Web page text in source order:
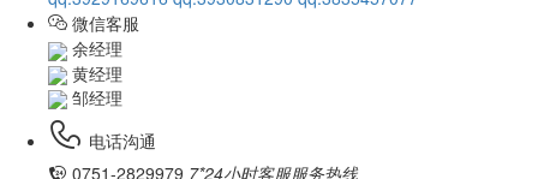
微信客服
余经理
黄经理
邹经理
电话沟通
0751-2829979 7*24小时客服服务热线